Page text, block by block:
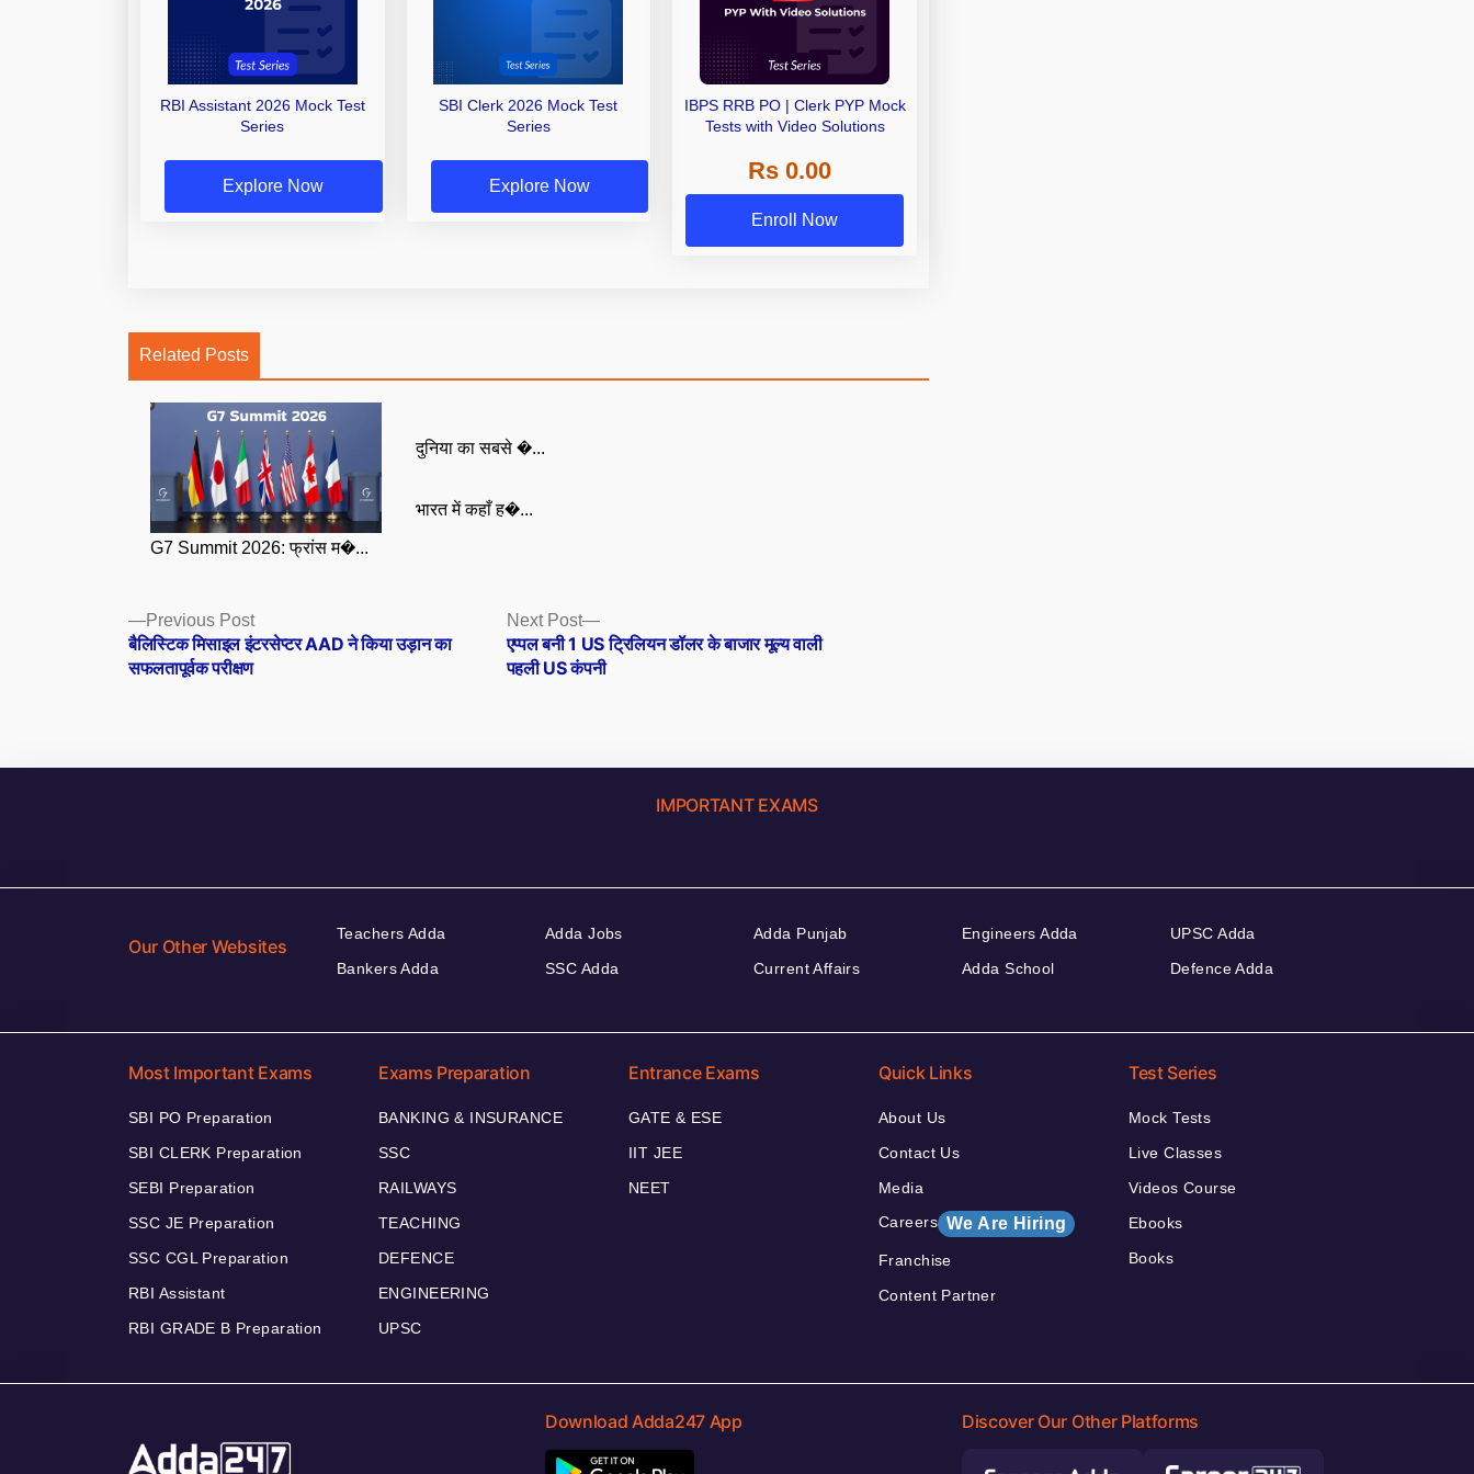
RBI Assistant 2026 Mock Test
Series
Explore Now
SBI Clerk 2026 Mock Test
Series
Explore Now
IBPS RRB PO | Clerk PYP Mock
Tests with Video Solutions
Rs 0.00
Enroll Now
Related Posts
G7 Summit 2026: फ्रांस म�...
दुनिया का सबसे �...
भारत में कहाँ ह�...
Posts
navigation
Previous PostPrevious
post:
बैलिस्टिक मिसाइल इंटरसेप्टर AAD ने किया उड़ान का
सफलतापूर्वक परीक्षण
Next Post
Next
post:
एप्पल बनी 1 US ट्रिलियन डॉलर के बाजार मूल्य वाली
पहली US कंपनी
IMPORTANT EXAMS
Our Other Websites
Teachers Adda
Bankers Adda
Adda Jobs
SSC Adda
Adda Punjab
Current Affairs
Engineers Adda
Adda School
UPSC Adda
Defence Adda
Most Important Exams
SBI PO Preparation
SBI CLERK Preparation
SEBI Preparation
SSC JE Preparation
SSC CGL Preparation
RBI Assistant
RBI GRADE B Preparation
Exams Preparation
BANKING & INSURANCE
SSC
RAILWAYS
TEACHING
DEFENCE
ENGINEERING
UPSC
Entrance Exams
GATE & ESE
IIT JEE
NEET
Quick Links
About Us
Contact Us
Media
Careers We Are Hiring
Franchise
Content Partner
Test Series
Mock Tests
Live Classes
Videos Course
Ebooks
Books
Download Adda247 App Discover Our Other Platforms